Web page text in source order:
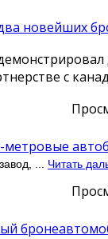
новейших
с
... Читать